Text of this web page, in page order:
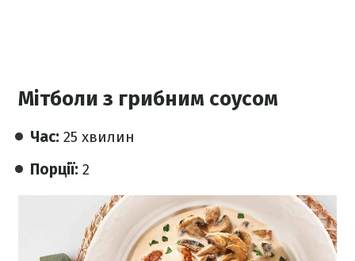
Мітболи з грибним соусом
Час: 25 хвилин
Порції: 2